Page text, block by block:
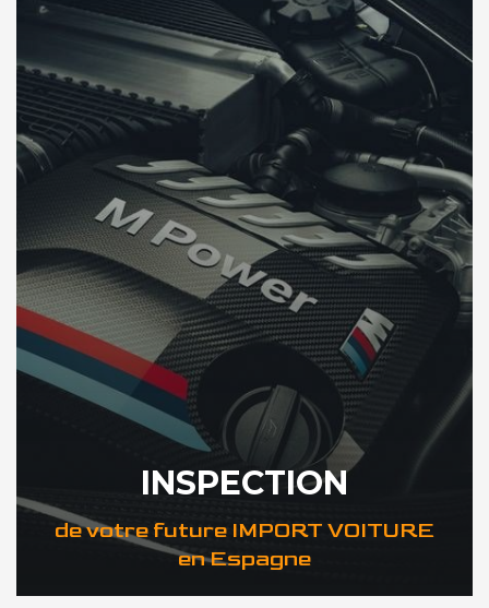
INSPECTION
de votre future IMPORT VOITURE
en Espagne